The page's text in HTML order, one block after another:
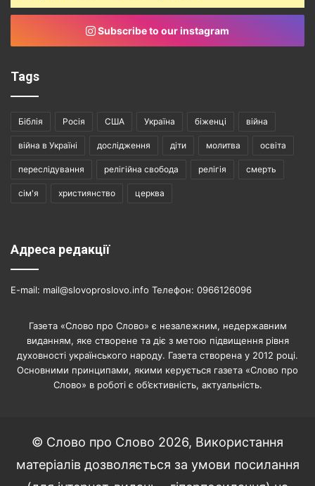
Subscribe to our instagram
Tags
Біблія Росія США Україна біженці війна
війна в Україні дослідження діти молитва освіта
переслідування релігійна свобода релігія смерть
сім'я християнство церква
Адреса редакції
E-mail: mail@slovoproslovo.info Телефон: 0966126096
Газета «Слово про Слово» є незалежним, недержавним
виданням, яке створене та діє з метою підвищення рівня
духовності українського народу. Газета створена у 2012 році.
Основними принципами, якими керується газета «Слово про
Слово» в роботі є об’єктивність, актуальність.
© Слово про Слово 2026, Використання
матеріалів дозволяється за умови посилання